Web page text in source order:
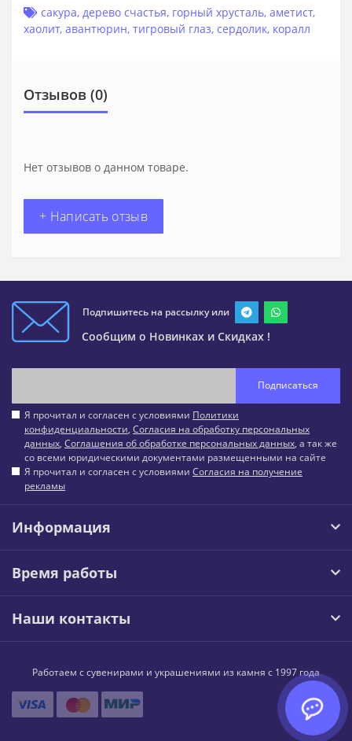
сакура, дерево счастья, горный хрусталь, аметист,
хаолит, авантюрин, тигровый глаз, сердолик, коралл
Отзывов (0)
Нет отзывов о данном товаре.
+ Написать отзыв
Подпишитесь на рассылку или
Сообщим о Новинках и Скидках !
Подписаться
Я прочитал и согласен с условиями Политики
конфиденциальности, Согласия на обработку персональных
данных, Соглашения об обработке персональных данных, а так же
со всеми юридическими документами размещенными на сайте
Я прочитал и согласен с условиями Согласия на получение
рекламы
Информация
Время работы
Наши контакты
Работаем с сувенирами и украшениями из камня с 1997 года